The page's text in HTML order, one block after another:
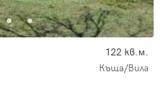
122 кв.м.
Къща/Вила